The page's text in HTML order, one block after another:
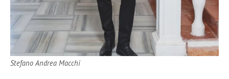
Stefano Andrea Macchi